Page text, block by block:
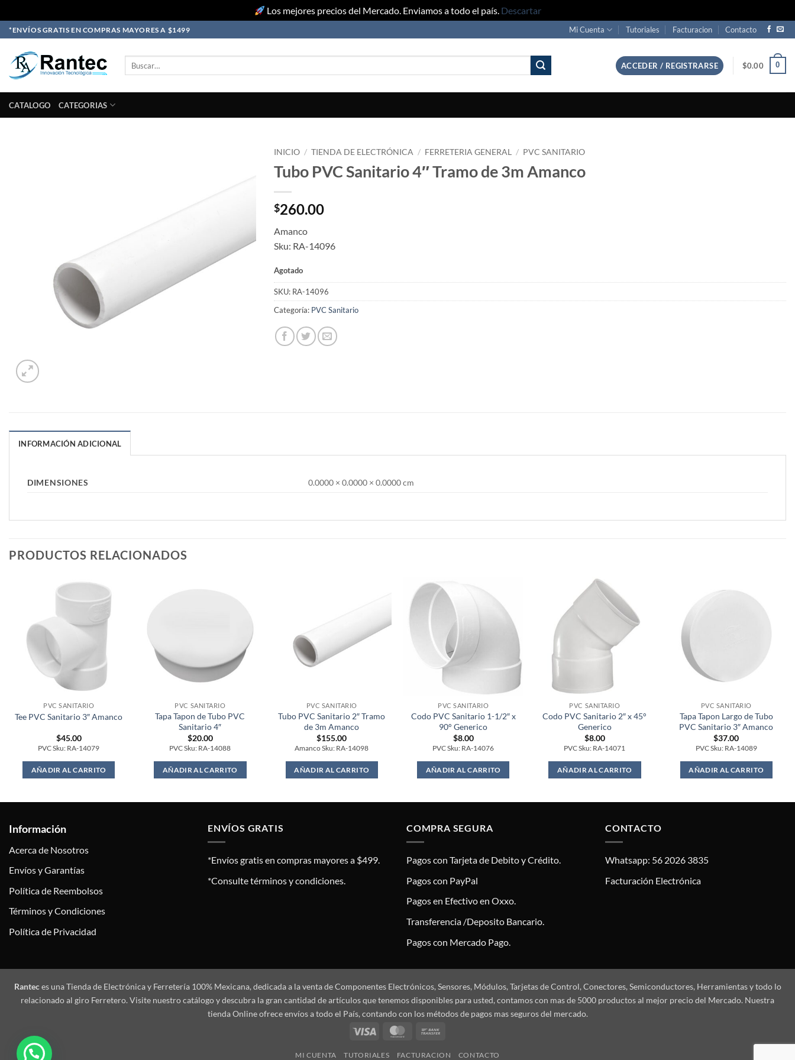
Los mejores precios del Mercado. Enviamos a todo el país. Descartar
Skip
to
content
*ENVÍOS GRATIS EN COMPRAS MAYORES A $1499 Mi Cuenta Tutoriales Facturacion Contacto
ACCEDER / REGISTRARSE $0.00 0
CATALOGO CATEGORIAS
INICIO / TIENDA DE ELECTRÓNICA / FERRETERIA GENERAL / PVC SANITARIO
Tubo PVC Sanitario 4″ Tramo de 3m Amanco
$260.00
Amanco
Sku: RA-14096
Agotado
SKU: RA-14096
Categoría: PVC Sanitario
INFORMACIÓN ADICIONAL
DIMENSIONES 0.0000 × 0.0000 × 0.0000 cm
PRODUCTOS RELACIONADOS
PVC SANITARIO
Tee PVC Sanitario 3″ Amanco
$45.00
PVC Sku: RA-14079
AÑADIR AL CARRITO
PVC SANITARIO
Tapa Tapon de Tubo PVC
Sanitario 4″
$20.00
PVC Sku: RA-14088
AÑADIR AL CARRITO
PVC SANITARIO
Tubo PVC Sanitario 2″ Tramo
de 3m Amanco
$155.00
Amanco Sku: RA-14098
AÑADIR AL CARRITO
PVC SANITARIO
Codo PVC Sanitario 1-1/2″ x
90° Generico
$8.00
PVC Sku: RA-14076
AÑADIR AL CARRITO
PVC SANITARIO
Codo PVC Sanitario 2″ x 45°
Generico
$8.00
PVC Sku: RA-14071
AÑADIR AL CARRITO
PVC SANITARIO
Tapa Tapon Largo de Tubo
PVC Sanitario 3″ Amanco
$37.00
PVC Sku: RA-14089
AÑADIR AL CARRITO
Información
Acerca de Nosotros
Envíos y Garantías
Política de Reembolsos
Términos y Condiciones
Política de Privacidad
ENVÍOS GRATIS
*Envíos gratis en compras mayores a $499.
*Consulte términos y condiciones.
COMPRA SEGURA
Pagos con Tarjeta de Debito y Crédito.
Pagos con PayPal
Pagos en Efectivo en Oxxo.
Transferencia /Deposito Bancario.
Pagos con Mercado Pago.
CONTACTO
Whatsapp: 56 2026 3835
Facturación Electrónica
Ranteces una Tienda de Electrónica y Ferretería 100% Mexicana, dedicada a la venta de Componentes Electrónicos, Sensores, Módulos, Tarjetas de Control, Conectores, Semiconductores, Herramientas y todo lo
relacionado al giro Ferretero. Visite nuestro catálogo y descubra la gran cantidad de artículos que tenemos disponibles para usted, contamos con mas de 5000 productos al mejor precio del Mercado. Nuestra
tienda Online ofrece envíos a todo el País, contando con los métodos de pagos mas seguros del mercado.
Visa
MasterCard
MI CUENTA TUTORIALES FACTURACION CONTACTO